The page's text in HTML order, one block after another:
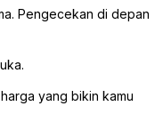
Pengecekan di depan
yang bikin kamu